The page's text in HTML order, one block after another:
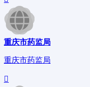
重庆市药监局
重庆市药监局